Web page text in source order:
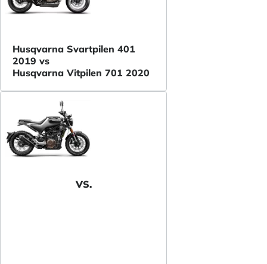
Husqvarna Svartpilen 401
2019 vs
Husqvarna Vitpilen 701 2020
VS.